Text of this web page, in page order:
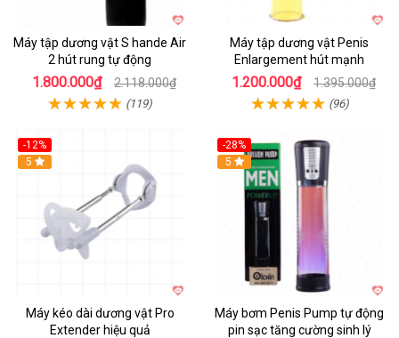
Máy tập dương vật S hande Air
2 hút rung tự động
1.800.000₫ 2.118.000₫
(119)
Máy tập dương vật Penis
Enlargement hút mạnh
1.200.000₫ 1.395.000₫
(96)
-12%
Hot
5
Máy kéo dài dương vật Pro
Extender hiệu quả
-28%
Hot
5
Máy bơm Penis Pump tự động
pin sạc tăng cường sinh lý